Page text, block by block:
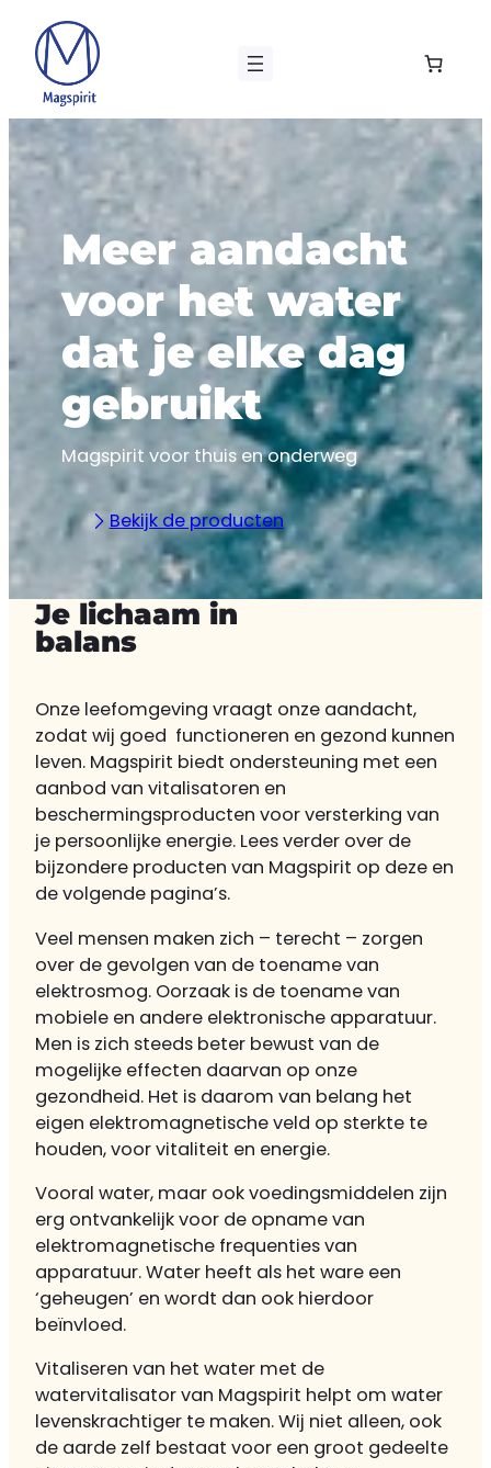
naar
inhoud
Meer aandacht
voor het water
dat je elke dag
gebruikt
Magspirit voor thuis en onderweg
Bekijk de producten
Je lichaam in
balans
Onze leefomgeving vraagt onze aandacht,
zodat wij goed functioneren en gezond kunnen
leven. Magspirit biedt ondersteuning met een
aanbod van vitalisatoren en
beschermingsproducten voor versterking van
je persoonlijke energie. Lees verder over de
bijzondere producten van Magspirit op deze en
de volgende pagina’s.
Veel mensen maken zich – terecht – zorgen
over de gevolgen van de toename van
elektrosmog. Oorzaak is de toename van
mobiele en andere elektronische apparatuur.
Men is zich steeds beter bewust van de
mogelijke effecten daarvan op onze
gezondheid. Het is daarom van belang het
eigen elektromagnetische veld op sterkte te
houden, voor vitaliteit en energie.
Vooral water, maar ook voedingsmiddelen zijn
erg ontvankelijk voor de opname van
elektromagnetische frequenties van
apparatuur. Water heeft als het ware een
‘geheugen’ en wordt dan ook hierdoor
beïnvloed.
Vitaliseren van het water met de
watervitalisator van Magspirit helpt om water
levenskrachtiger te maken. Wij niet alleen, ook
de aarde zelf bestaat voor een groot gedeelte